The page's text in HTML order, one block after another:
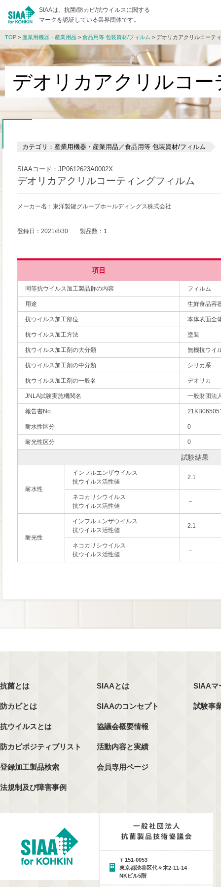
SIAAは、抗菌/防カビ/抗ウイルスに関する
マークを認証している業界団体です。
TOP > 産業用機器・産業用品 > 食品用等 包装資材/フィルム > デオリカアクリルコーテ
デオリカアクリルコ
カテゴリ：産業用機器・産業用品／食品用等 包装資材/フィルム
SIAAコード：JP0612623A0002X
デオリカアクリルコーティングフィルム
メーカー名：東洋製罐グループホールディングス株式会社
登録日：2021/8/30 製品数：1
項目
同等抗ウイルス加工製品群の内容 フィルム
用途 生鮮食品容
抗ウイルス加工部位 本体表面全
抗ウイルス加工方法 塗装
抗ウイルス加工剤の大分類 無機抗ウイ
抗ウイルス加工剤の中分類 シリカ系
抗ウイルス加工剤の一般名 デオリカ
JNLA試験実施機関名 一般財団法
報告書No.
耐水性区分 0
耐光性区分 0
試験結果
耐水性
インフルエンザウイルス
抗ウイルス活性値
2.1
ネコカリシウイルス
抗ウイルス活性値
－
耐光性
インフルエンザウイルス
抗ウイルス活性値
2.1
ネコカリシウイルス
抗ウイルス活性値
－
抗菌とは
防カビとは
抗ウイルスとは
防カビポジティブリスト
登録加工製品検索
法規制及び障害事例
SIAAとは
SIAAのコンセプト
協議会概要情報
活動内容と実績
会員専用ページ
SIAAマ
試験事
〒151-0053
東京都渋谷区代々木2-11-14
NKビル5階